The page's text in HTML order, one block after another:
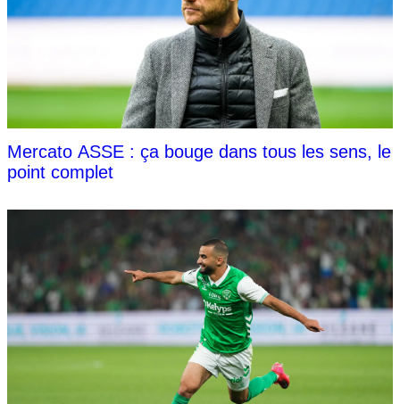
Mercato ASSE : ça bouge dans tous les sens, le
point complet